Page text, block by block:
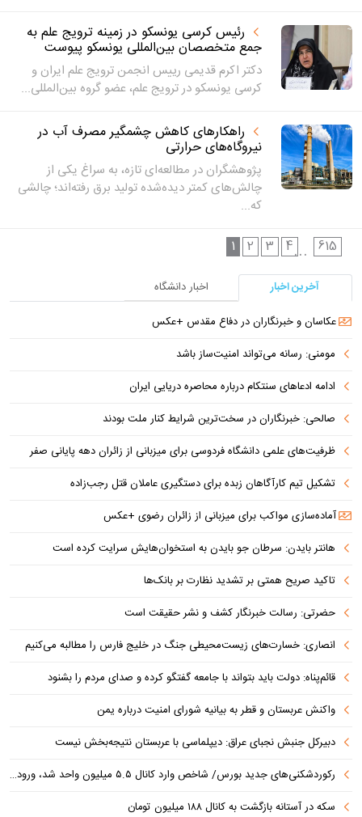
رئیس کرسی یونسکو در زمینه ترویج علم به
جمع متخصصان بین‌المللی یونسکو پیوست
دکتر اکرم قدیمی رییس انجمن ترویج علم ایران و
کرسی یونسکو در ترویج علم، عضو گروه بین‌المللی...
راهکارهای کاهش چشمگیر مصرف آب در
نیروگاه‌های حرارتی
پژوهشگران در مطالعه‌ای تازه، به سراغ یکی از
چالش‌های کمتر دیده‌شده تولید برق رفته‌اند؛ چالشی
که...
1
2 3 4... 615
آخرین اخبار
اخبار دانشگاه
عکاسان و خبرنگاران در دفاع مقدس +عکس
مومنی: رسانه می‌تواند امنیت‌ساز باشد
ادامه ادعاهای سنتکام درباره محاصره دریایی ایران
صالحی: خبرنگاران در سخت‌ترین شرایط کنار ملت بودند
ظرفیت‌های علمی دانشگاه فردوسی برای میزبانی از زائران دهه پایانی صفر
تشکیل تیم کارآگاهان زبده برای دستگیری عاملان قتل رجب‌زاده
آماده‌سازی مواکب برای میزبانی از زائران رضوی +عکس
هانتر بایدن: سرطان جو بایدن به استخوان‌هایش سرایت کرده است
تاکید صریح همتی بر تشدید نظارت بر بانک‌ها
حضرتی: رسالت خبرنگار کشف و نشر حقیقت است
انصاری: خسارت‌های زیست‌محیطی جنگ در خلیج فارس را مطالبه‌ می‌کنیم
قائم‌پناه: دولت باید بتواند با جامعه گفتگو کرده و صدای مردم را بشنود
واکنش عربستان و قطر به بیانیه شورای امنیت درباره یمن
دبیرکل جنبش نجبای عراق: دیپلماسی با عربستان نتیجه‌بخش نیست
رکوردشکنی‌های جدید بورس/ شاخص وارد کانال ۵.۵ میلیون واحد شد، ورود ۹ همت پول حقیقی
سکه در آستانه بازگشت به کانال ۱۸۸ میلیون تومان